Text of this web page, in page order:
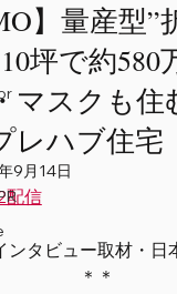
】量産型”
坪で約580
マスクも住
レハブ住宅
9月14日
信
ンタビュー取材・日
＊＊